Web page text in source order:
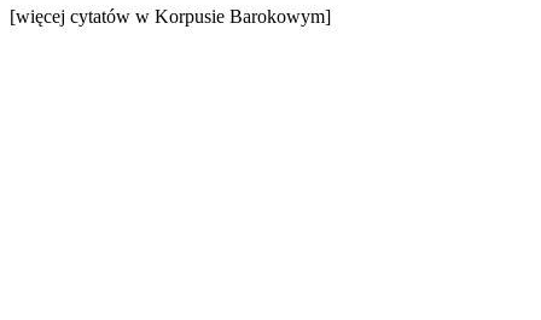
[więcej cytatów w Korpusie Barokowym]